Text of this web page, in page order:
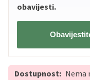
obavijesti.
Dostupnost: Nema